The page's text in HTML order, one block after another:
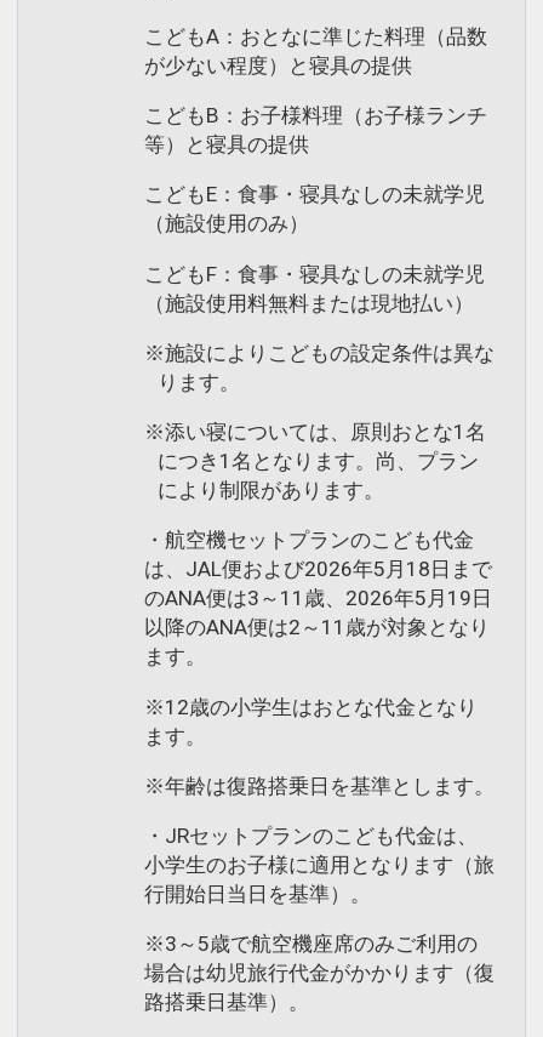
こどもA：おとなに準じた料理（品数
が少ない程度）と寝具の提供
こどもB：お子様料理（お子様ランチ
等）と寝具の提供
こどもE：食事・寝具なしの未就学児
（施設使用のみ）
こどもF：食事・寝具なしの未就学児
（施設使用料無料または現地払い）
※施設によりこどもの設定条件は異な
ります。
※添い寝については、原則おとな1名
につき1名となります。尚、プラン
により制限があります。
・航空機セットプランのこども代金
は、JAL便および2026年5月18日まで
のANA便は3～11歳、2026年5月19日
以降のANA便は2～11歳が対象となり
ます。
※12歳の小学生はおとな代金となり
ます。
※年齢は復路搭乗日を基準とします。
・JRセットプランのこども代金は、
小学生のお子様に適用となります（旅
行開始日当日を基準）。
※3～5歳で航空機座席のみご利用の
場合は幼児旅行代金がかかります（復
路搭乗日基準）。